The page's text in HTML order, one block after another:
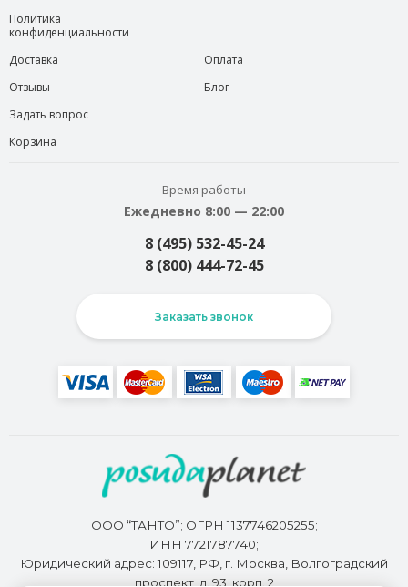
Политика
конфиденциальности
Доставка
Отзывы
Задать вопрос
Корзина
Оплата
Блог
Время работы
Ежедневно 8:00 — 22:00
8 (495) 532-45-24
8 (800) 444-72-45
Заказать звонок
ООО “ТАНТО”; ОГРН 1137746205255;
ИНН 7721787740;
Юридический адрес: 109117, РФ, г. Москва, Волгоградский
проспект, д. 93, корп. 2